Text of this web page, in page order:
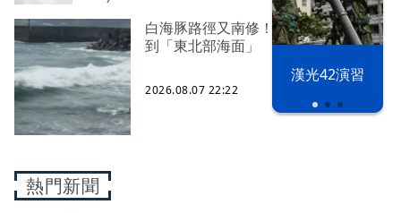
漢光42演習
白海豚路徑又南修！ 海警範圍擴增
到「東北部海面」
2026.08.07 22:22
熱門新聞